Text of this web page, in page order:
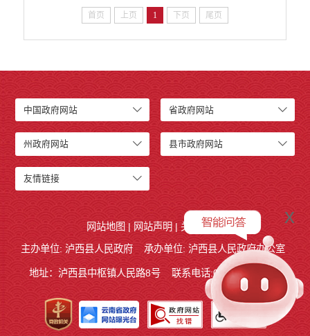
首页 上页 1 下页 尾页
中国政府网站 省政府网站
州政府网站 县市政府网站
友情链接
网站地图 | 网站声明 | 关于我们
主办单位: 泸西县人民政府
承办单位: 泸西县人民政府办公室
地址：泸西县中枢镇人民路8号 联系电话:0873-6621715
x